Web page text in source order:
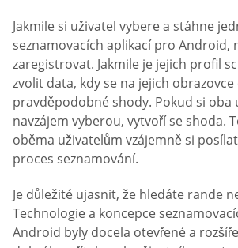
Jakmile si uživatel vybere a stáhne
seznamovacích aplikací pro Android,
zaregistrovat. Jakmile je jejich profil
zvolit data, kdy se na jejich
pravděpodobné shody. Pokud si oba
navzájem vyberou, vytvoří se shoda.
oběma uživatelům vzájemně si
proces seznamování.
Je důležité ujasnit, že hledáte rande
Technologie a koncepce
Android byly docela otevřené a